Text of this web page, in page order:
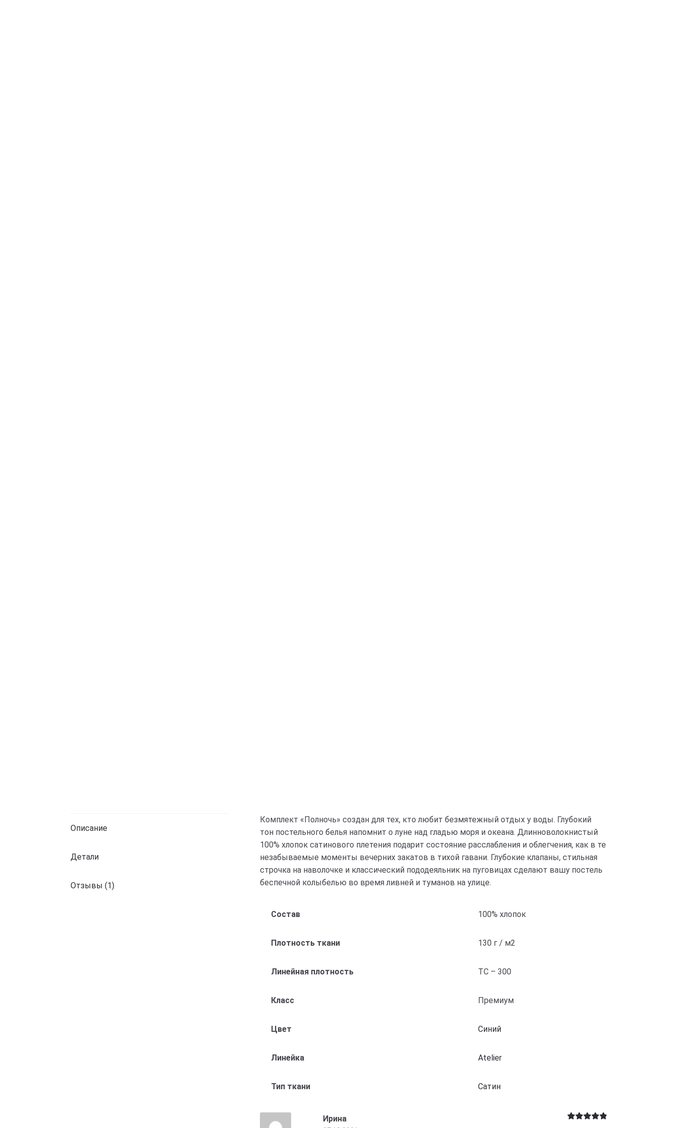
Описание
Детали
Отзывы (1)
Комплект «Полночь» создан для тех, кто любит безмятежный отдых у воды. Глубокий
тон постельного белья напомнит о луне над гладью моря и океана. Длинноволокнистый
100% хлопок сатинового плетения подарит состояние расслабления и облегчения, как в те
незабываемые моменты вечерних закатов в тихой гавани. Глубокие клапаны, стильная
строчка на наволочке и классический пододеяльник на пуговицах сделают вашу постель
беспечной колыбелью во время ливней и туманов на улице.
Состав 100% хлопок
Плотность ткани 130 г / м2
Линейная плотность ТС – 300
Класс Премиум
Цвет Синий
Линейка Atelier
Тип ткани Cатин
Ирина